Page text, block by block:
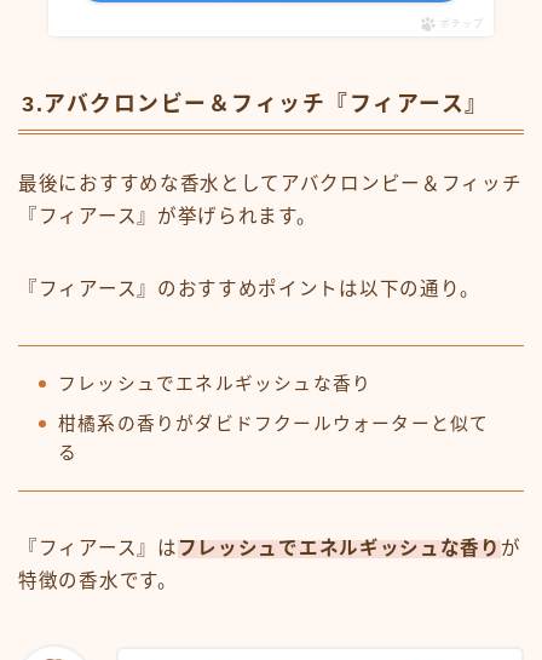
ポチップ
3.アバクロンビー＆フィッチ『フィアース』
最後におすすめな香水としてアバクロンビー＆フィッチ
『フィアース』が挙げられます。
『フィアース』のおすすめポイントは以下の通り。
フレッシュでエネルギッシュな香り
柑橘系の香りがダビドフクールウォーターと似て
る
『フィアース』は フレッシュでエネルギッシュな香り が
特徴の香水です。